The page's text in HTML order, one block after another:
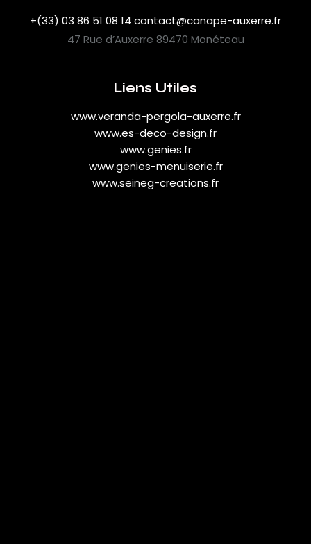
+(33) 03 86 51 08 14 contact@canape-auxerre.fr
47 Rue d’Auxerre 89470 Monéteau
Liens Utiles
www.veranda-pergola-auxerre.fr
www.es-deco-design.fr
www.genies.fr
www.genies-menuiserie.fr
www.seineg-creations.fr